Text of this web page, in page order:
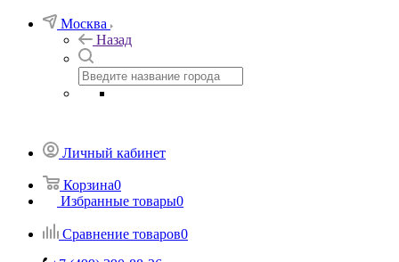
Москва
Назад
Личный кабинет
Корзина0
Избранные товары0
Сравнение товаров0